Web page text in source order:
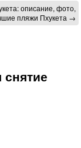
описание, фото,
пляжи Пхукета →